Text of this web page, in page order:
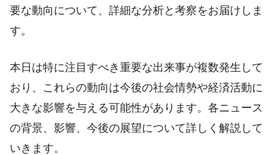
要な動向について、詳細な分析と考察をお届けしま
す。
本日は特に注目すべき重要な出来事が複数発生して
おり、これらの動向は今後の社会情勢や経済活動に
大きな影響を与える可能性があります。各ニュース
の背景、影響、今後の展望について詳しく解説して
いきます。